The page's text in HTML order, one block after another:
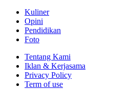
Kuliner
Opini
Pendidikan
Foto
Tentang Kami
Iklan & Kerjasama
Privacy Policy
Term of use